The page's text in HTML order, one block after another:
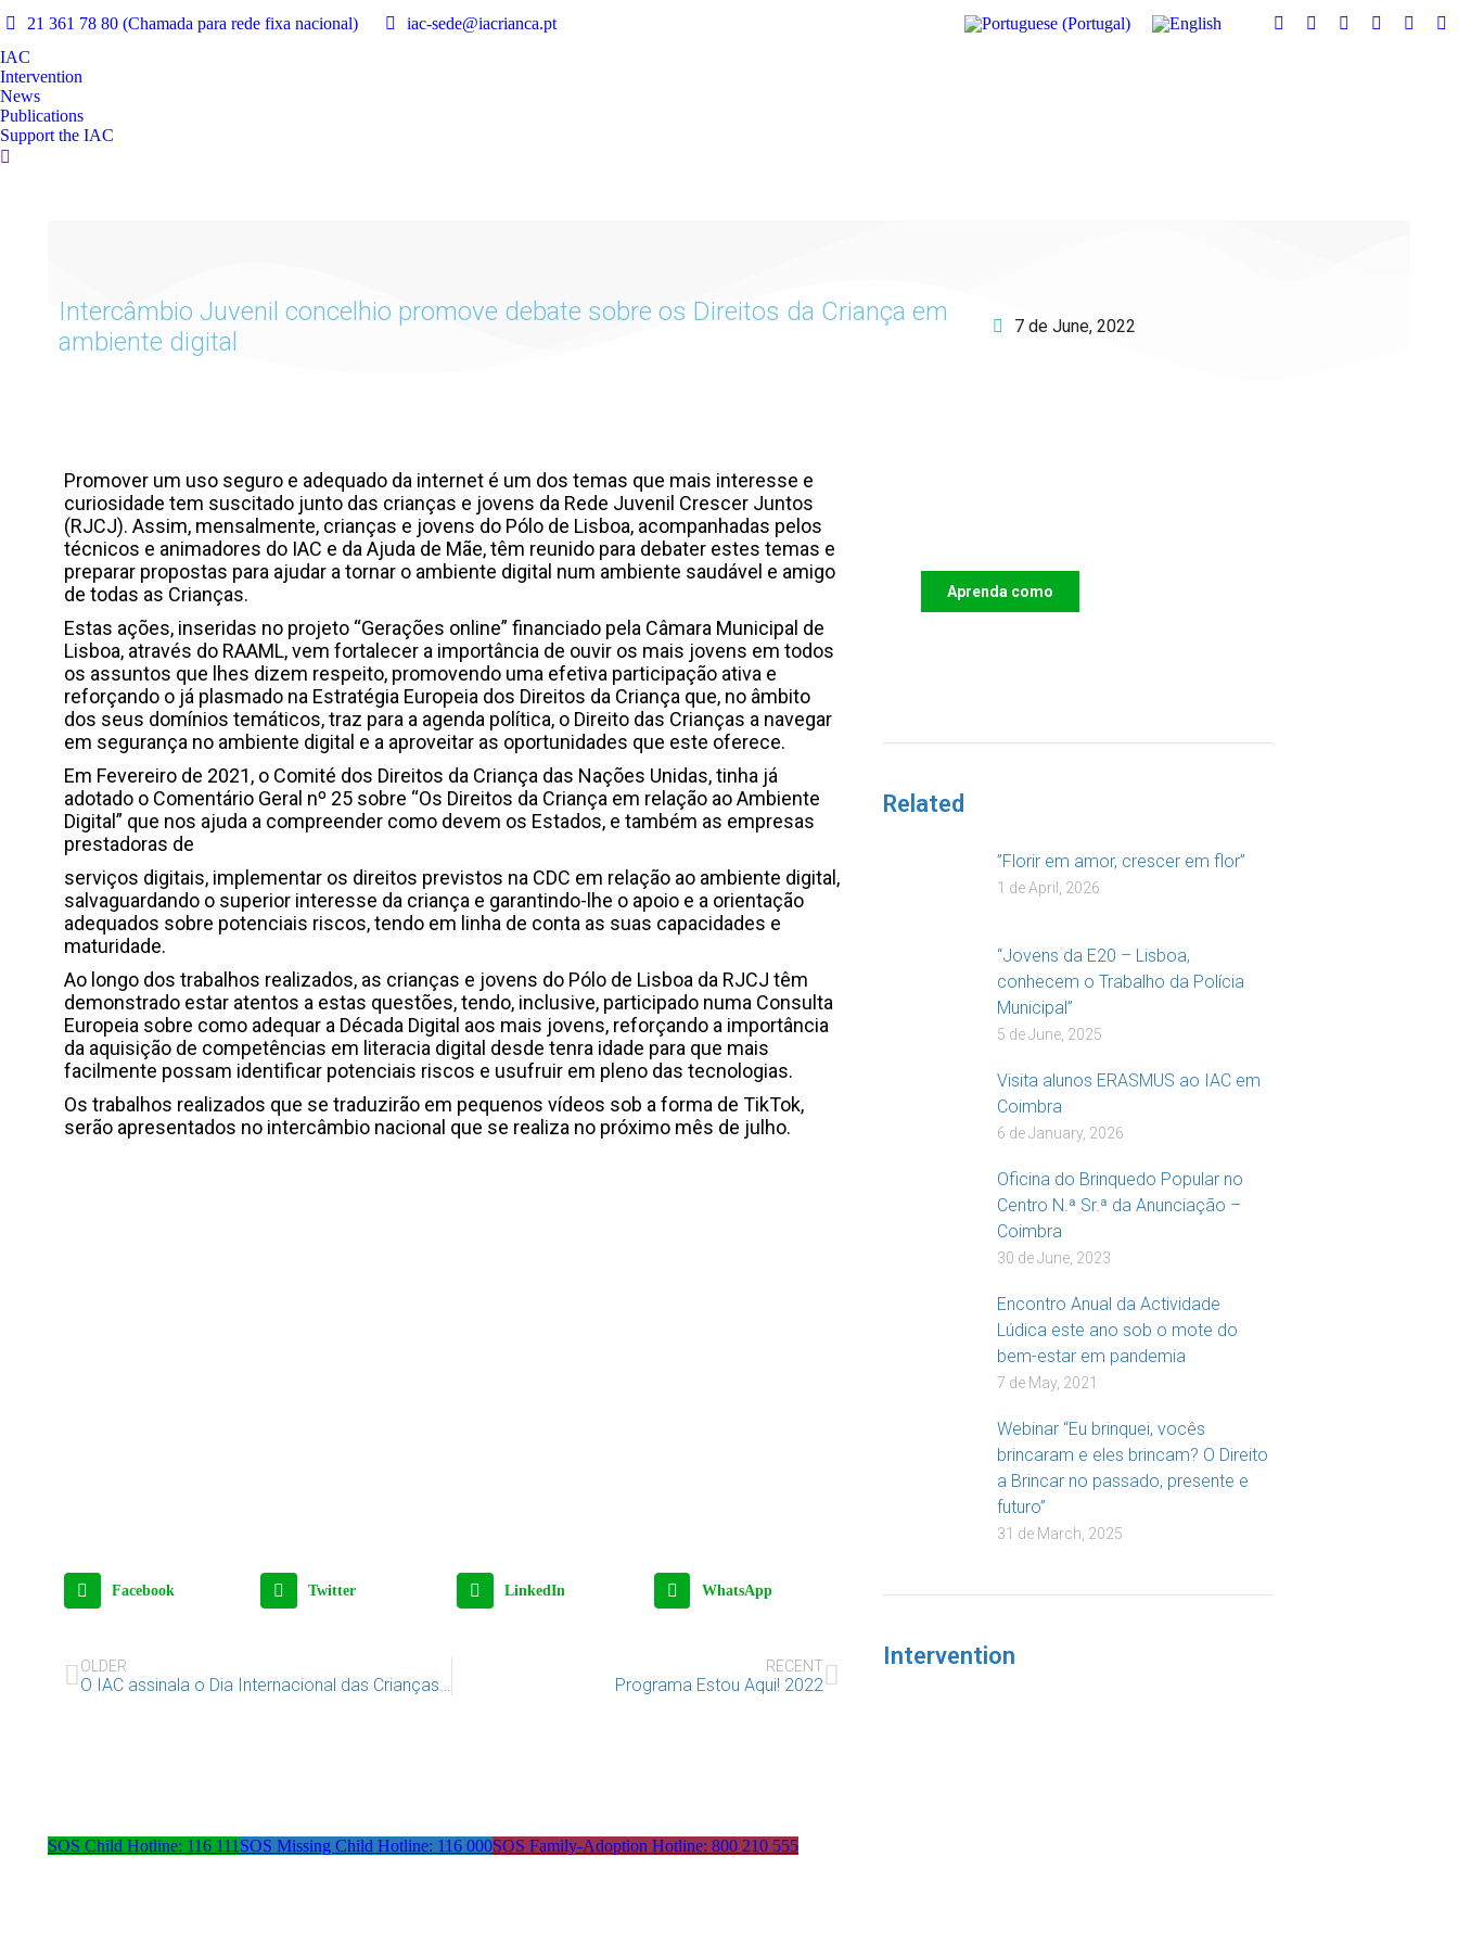
21 361 78 80 (Chamada para rede fixa nacional)
iac-sede@iacrianca.pt
IAC
Intervention
News
Publications
Support the IAC
Intercâmbio Juvenil concelhio promove debate sobre os Direitos da Criança em
ambiente digital
7 de June, 2022
Promover um uso seguro e adequado da internet é um dos temas que mais interesse e
curiosidade tem suscitado junto das crianças e jovens da Rede Juvenil Crescer Juntos
(RJCJ). Assim, mensalmente, crianças e jovens do Pólo de Lisboa, acompanhadas pelos
técnicos e animadores do IAC e da Ajuda de Mãe, têm reunido para debater estes temas e
preparar propostas para ajudar a tornar o ambiente digital num ambiente saudável e amigo
de todas as Crianças.
Estas ações, inseridas no projeto “Gerações online” financiado pela Câmara Municipal de
Lisboa, através do RAAML, vem fortalecer a importância de ouvir os mais jovens em todos
os assuntos que lhes dizem respeito, promovendo uma efetiva participação ativa e
reforçando o já plasmado na Estratégia Europeia dos Direitos da Criança que, no âmbito
dos seus domínios temáticos, traz para a agenda política, o Direito das Crianças a navegar
em segurança no ambiente digital e a aproveitar as oportunidades que este oferece.
Em Fevereiro de 2021, o Comité dos Direitos da Criança das Nações Unidas, tinha já
adotado o Comentário Geral nº 25 sobre “Os Direitos da Criança em relação ao Ambiente
Digital” que nos ajuda a compreender como devem os Estados, e também as empresas
prestadoras de
serviços digitais, implementar os direitos previstos na CDC em relação ao ambiente digital,
salvaguardando o superior interesse da criança e garantindo-lhe o apoio e a orientação
adequados sobre potenciais riscos, tendo em linha de conta as suas capacidades e
maturidade.
Ao longo dos trabalhos realizados, as crianças e jovens do Pólo de Lisboa da RJCJ têm
demonstrado estar atentos a estas questões, tendo, inclusive, participado numa Consulta
Europeia sobre como adequar a Década Digital aos mais jovens, reforçando a importância
da aquisição de competências em literacia digital desde tenra idade para que mais
facilmente possam identificar potenciais riscos e usufruir em pleno das tecnologias.
Os trabalhos realizados que se traduzirão em pequenos vídeos sob a forma de TikTok,
serão apresentados no intercâmbio nacional que se realiza no próximo mês de julho.
Facebook Twitter LinkedIn WhatsApp
OLDER
O IAC assinala o Dia Internacional das Crianças Desaparecidas na freguesia de Marvila
RECENT
Programa Estou Aqui! 2022
Aprenda como
Related
”Florir em amor, crescer em flor”
1 de April, 2026
“Jovens da E20 – Lisboa,
conhecem o Trabalho da Polícia
Municipal”
5 de June, 2025
Visita alunos ERASMUS ao IAC em
Coimbra
6 de January, 2026
Oficina do Brinquedo Popular no
Centro N.ª Sr.ª da Anunciação –
Coimbra
30 de June, 2023
Encontro Anual da Actividade
Lúdica este ano sob o mote do
bem-estar em pandemia
7 de May, 2021
Webinar “Eu brinquei, vocês
brincaram e eles brincam? O Direito
a Brincar no passado, presente e
futuro”
31 de March, 2025
Intervention
SOS Child Hotline: 116 111SOS Missing Child Hotline: 116 000SOS Family-Adoption Hotline: 800 210 555